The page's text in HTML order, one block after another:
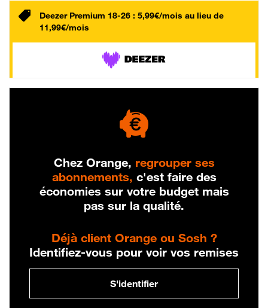
Deezer Premium 18-26 : 5,99€/mois au lieu de
11,99€/mois
Chez Orange, regrouper ses
abonnements, c'est faire des
économies sur votre budget mais
pas sur la qualité.
Déjà client Orange ou Sosh ?
Identifiez-vous pour voir vos remises
S'identifier